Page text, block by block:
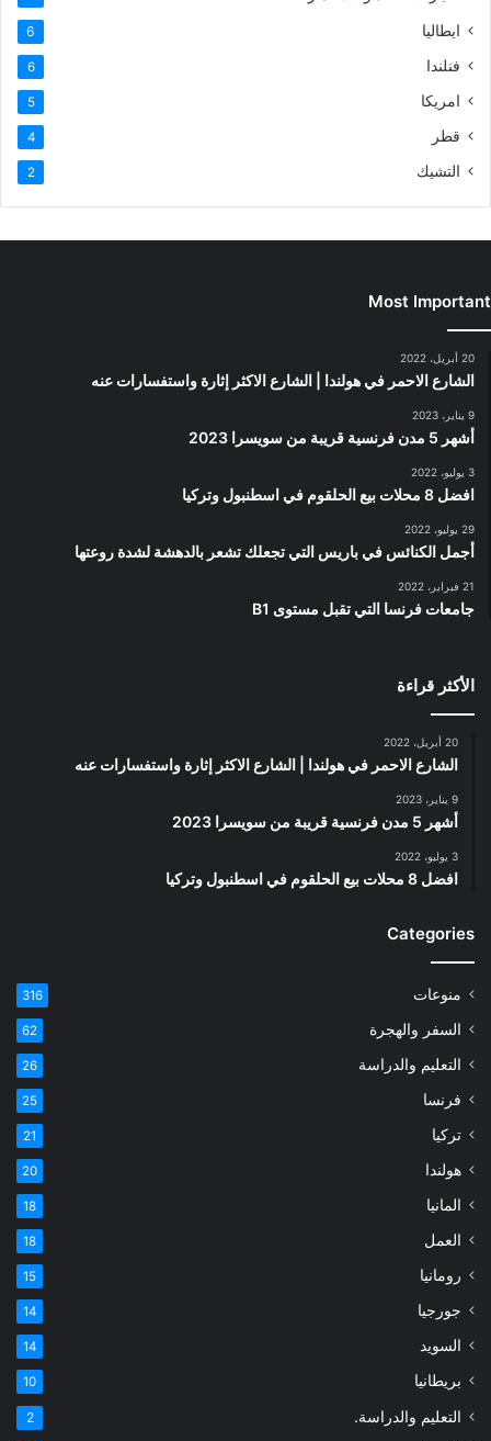
ايطاليا 6
فنلندا 6
امريكا 5
قطر 4
التشيك 2
Most Important
20 أبريل، 2022
الشارع الاحمر في هولندا | الشارع الاكثر إثارة واستفسارات عنه
9 يناير، 2023
أشهر 5 مدن فرنسية قريبة من سويسرا 2023
3 يوليو، 2022
افضل 8 محلات بيع الحلقوم في اسطنبول وتركيا
29 يوليو، 2022
أجمل الكنائس في باريس التي تجعلك تشعر بالدهشة لشدة روعتها
21 فبراير، 2022
جامعات فرنسا التي تقبل مستوى B1
الأكثر قراءة
20 أبريل، 2022
الشارع الاحمر في هولندا | الشارع الاكثر إثارة واستفسارات عنه
9 يناير، 2023
أشهر 5 مدن فرنسية قريبة من سويسرا 2023
3 يوليو، 2022
افضل 8 محلات بيع الحلقوم في اسطنبول وتركيا
Categories
منوعات 316
السفر والهجرة 62
التعليم والدراسة 26
فرنسا 25
تركيا 21
هولندا 20
المانيا 18
العمل 18
رومانيا 15
جورجيا 14
السويد 14
بريطانيا 10
التعليم والدراسة. 2